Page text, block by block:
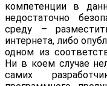
компетенции в
недостаточно
среду –
интернета, либо
одном из
Ни в коем случае
самих